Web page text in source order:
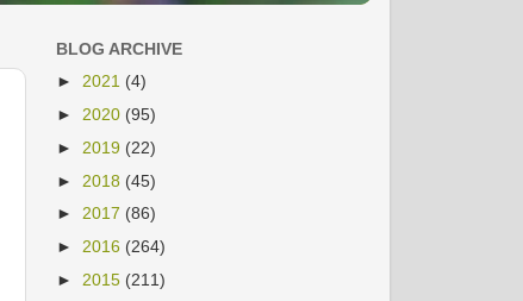
BLOG ARCHIVE
► 2021 (4)
► 2020 (95)
► 2019 (22)
► 2018 (45)
► 2017 (86)
► 2016 (264)
► 2015 (211)